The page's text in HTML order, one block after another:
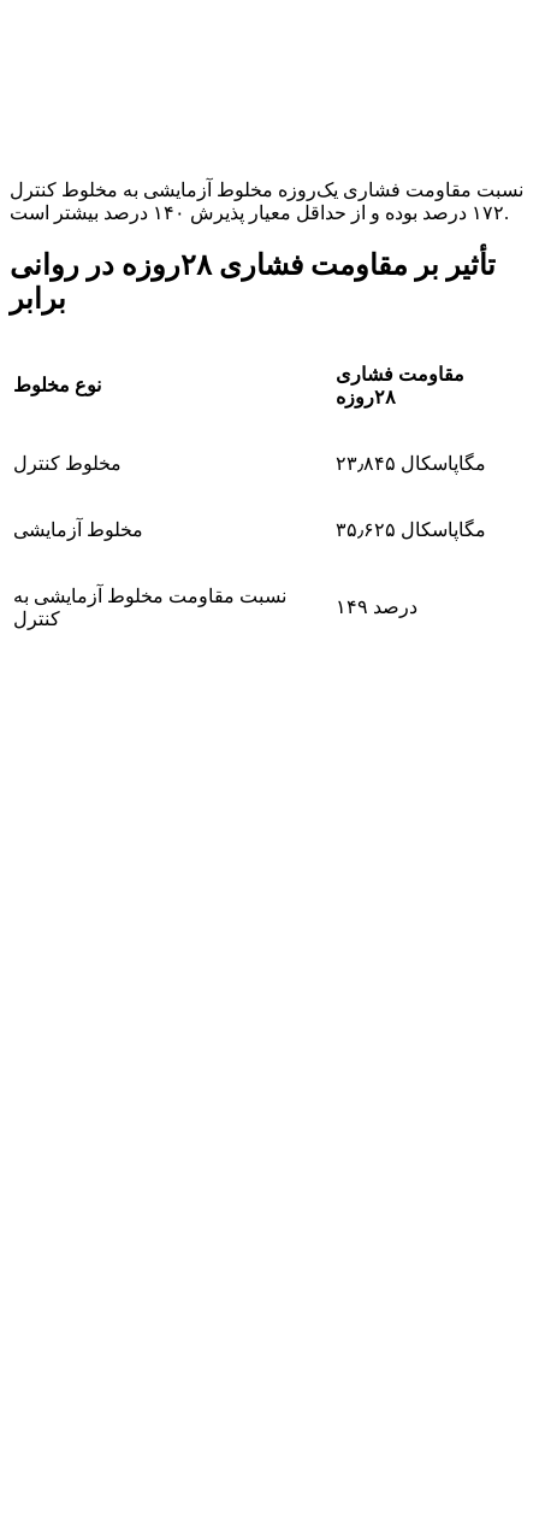
نسبت مقاومت فشاری یک‌روزه مخلوط آزمایشی به مخلوط کنترل
۱۷۲ درصد بوده و از حداقل معیار پذیرش ۱۴۰ درصد بیشتر است.
تأثیر بر مقاومت فشاری ۲۸روزه در روانی
برابر
نوع مخلوط
مقاومت فشاری
۲۸روزه
مخلوط کنترل ۲۳٫۸۴۵ مگاپاسکال
مخلوط آزمایشی ۳۵٫۶۲۵ مگاپاسکال
نسبت مقاومت مخلوط آزمایشی به
کنترل
۱۴۹ درصد